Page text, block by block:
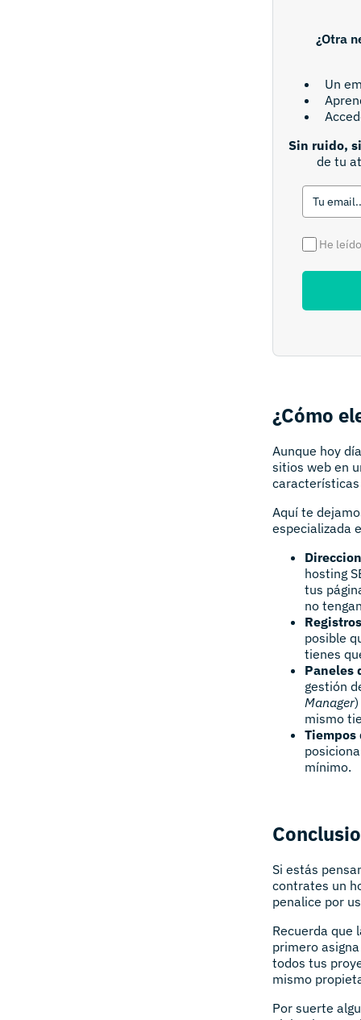
¿Otra
Un
Sin ruido,
de tu
He
¿Cómo
Aunque hoy
sitios web en
Aquí te
especializada
hosting
tus
no
posible
tienes
Paneles
gestión
Manager
mismo
Tiempos
mínimo.
Si estás
contrates un
penalice por
Recuerda que
primero
todos tus
mismo
Por suerte